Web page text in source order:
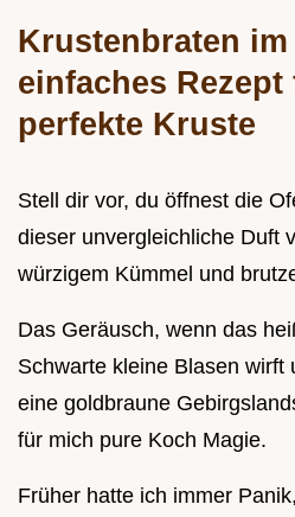
Krustenbraten
einfaches
perfekte Kruste
Stell dir vor, du öffnest die
dieser unvergleichliche Duft
würzigem Kümmel und
Das Geräusch, wenn das
Schwarte kleine Blasen wirft
eine goldbraune
für mich pure Koch Magie.
Früher hatte ich immer